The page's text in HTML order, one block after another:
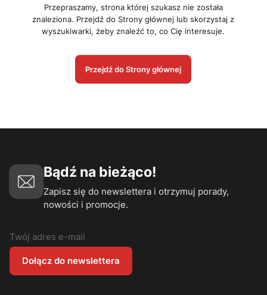
Przepraszamy, strona której szukasz nie została
znaleziona. Przejdź do Strony głównej lub skorzystaj z
wyszukiwarki, żeby znaleźć to, co Cię interesuje.
Przejdź do Strony głównej
Bądź na bieżąco!
Zapisz się do newslettera i otrzymuj porady,
nowości i promocje.
Twój adres e-mail
Dołącz do newslettera